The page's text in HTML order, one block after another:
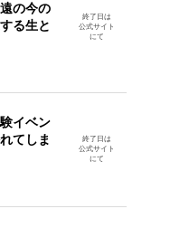
の今の
る生と
終了日は
公式サイト
にて
イベン
てしま
終了日は
公式サイト
にて